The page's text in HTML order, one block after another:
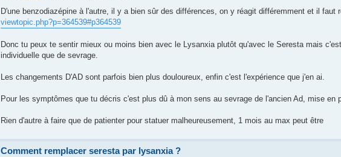
s
a
D'une benzodiazépine à l'autre, il y a bien sûr des différences, on y réagit différemment et il faut
viewtopic.php?p=364539#p364539
Donc tu peux te sentir mieux ou moins bien avec le Lysanxia plutôt qu'avec le Seresta mais
individuelle que de sevrage.
Les changements D'AD sont parfois bien plus douloureux, enfin c'est l'expérience que j'en ai.
Pour les symptômes que tu décris c'est plus dû à mon sens au sevrage de l'ancien Ad, mise en
Rien d'autre à faire que de patienter pour statuer malheureusement, 1 mois au max peut être
Comment remplacer seresta par lysanxia ?